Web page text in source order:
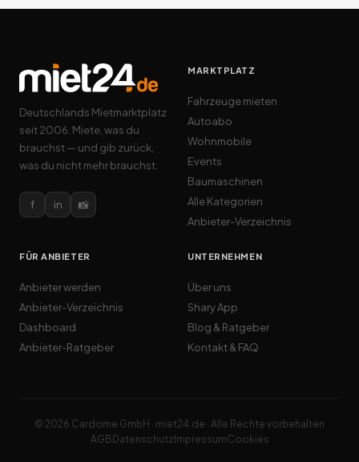
Deutschlands Mietmarktplatz
seit 2006. Miete, was du
brauchst — und gib zurück,
was du nicht mehr brauchst.
f in 📸
MARKTPLATZ
Fahrzeuge mieten
Autoabo
Wohnmobile
Events
Baumaschinen
Alle Kategorien
Anbieter-Verzeichnis
FÜR ANBIETER
Anbieter werden
Anbieter-Verzeichnis
Dashboard
Anbieter-Ratgeber
UNTERNEHMEN
Über uns
Shary App
Blog & Ratgeber
Kontakt & FAQ
© 2026 Cardome GmbH · miet24.de · Alle Rechte vorbehalten
AGB Datenschutz ImpressumCookies